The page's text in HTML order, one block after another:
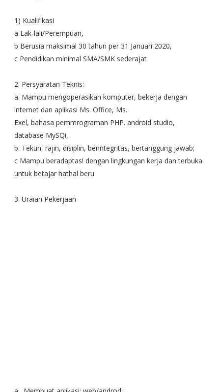
1) Kualifikasi
a Lak-lali/Perempuan,
b Berusia maksimal 30 tahun per 31 Januari 2020,
c Pendidikan minimal SMA/SMK sederajat
2. Persyaratan Teknis:
a. Mampu mengoperasikan komputer, bekerja dengan
internet dan aplikasi Ms. Office, Ms.
Exel, bahasa pemmrograman PHP. android studio,
database MySQi,
b. Tekun, rajin, disiplin, benntegritas, bertanggung jawab;
c Mampu beradaptas! dengan lingkungan kerja dan terbuka
untuk betajar hathal beru
3. Uraian Pekerjaan